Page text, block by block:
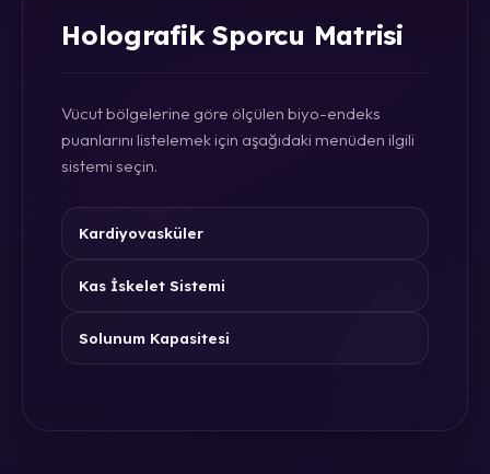
Holografik Sporcu Matrisi
Vücut bölgelerine göre ölçülen biyo-endeks
puanlarını listelemek için aşağıdaki menüden ilgili
sistemi seçin.
Kardiyovasküler
Kas İskelet Sistemi
Solunum Kapasitesi